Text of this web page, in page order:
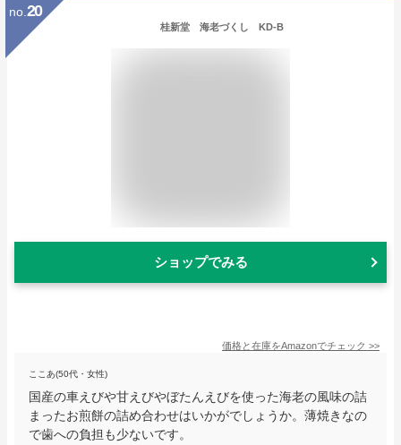
no. 20
桂新堂 海老づくし KD-B
ショップでみる
価格と在庫をAmazonでチェック >>
ここあ(50代・女性)
国産の車えびや甘えびやぼたんえびを使った海老の風味の詰
まったお煎餅の詰め合わせはいかがでしょうか。薄焼きなの
で歯への負担も少ないです。